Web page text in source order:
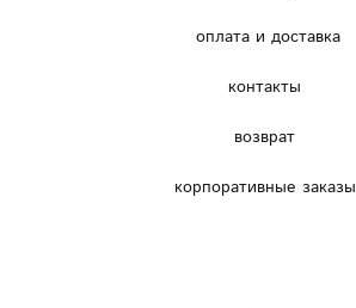
оплата и доставка
контакты
возврат
корпоративные заказы